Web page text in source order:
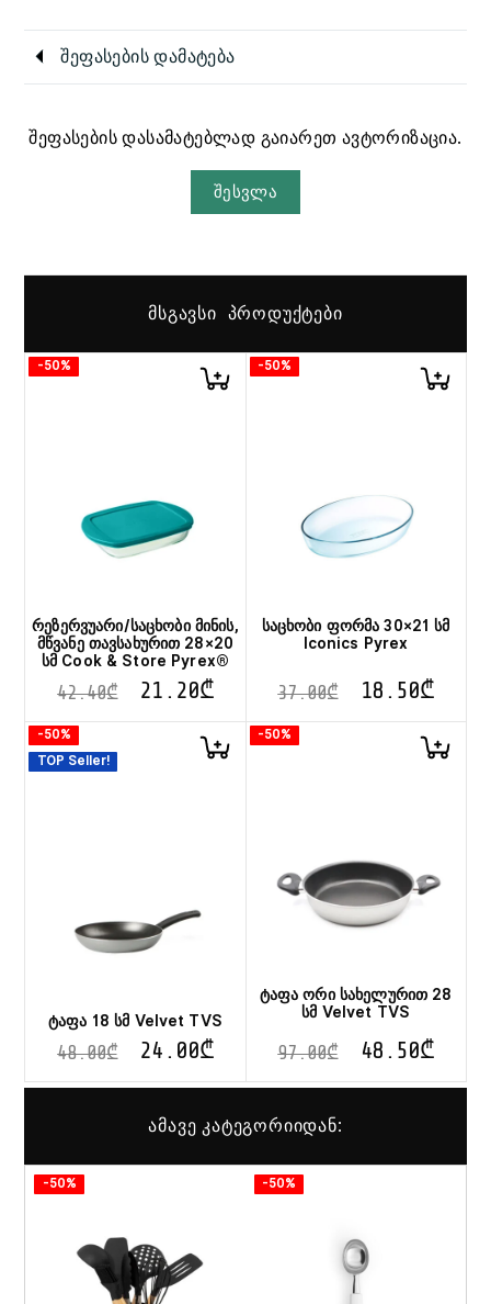
შეფასების დამატება
შეფასების დასამატებლად გაიარეთ ავტორიზაცია.
შესვლა
ᲛᲡᲒᲐᲕᲡᲘ ᲞᲠᲝᲓᲣᲥᲢᲔᲑᲘ
-50%
რეზერვუარი/საცხობი მინის,
მწვანე თავსახურით 28×20
სმ Cook & Store Pyrex®
42.40₾ 21.20₾
-50%
საცხობი ფორმა 30×21 სმ
Iconics Pyrex
37.00₾ 18.50₾
-50%
TOP Seller!
ტაფა 18 სმ Velvet TVS
48.00₾ 24.00₾
-50%
ტაფა ორი სახელურით 28
სმ Velvet TVS
97.00₾ 48.50₾
ამავე კატეგორიიდან:
-50% -50%